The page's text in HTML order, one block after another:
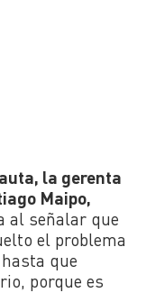
la gerenta
Maipo,
al señalar que
el problema
que
porque es